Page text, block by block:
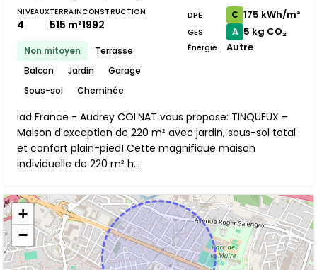
NIVEAUX
4
TERRAIN
515 m²
CONSTRUCTION
1992
Non mitoyen
Terrasse
Balcon
Jardin
Garage
Sous-sol
Cheminée
DPE C 175 kWh/m²
GES A 5 kg CO₂
Énergie Autre
iad France - Audrey COLNAT vous propose: TINQUEUX –
Maison d'exception de 220 m² avec jardin, sous-sol total
et confort plain-pied! Cette magnifique maison
individuelle de 220 m² h...
+
−